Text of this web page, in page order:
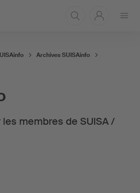
le
membres de SUISA /
Archives SUISAinfo